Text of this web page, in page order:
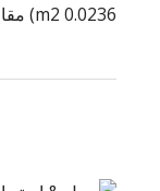
0.0236 m2) مقارنة التصميم القديم.